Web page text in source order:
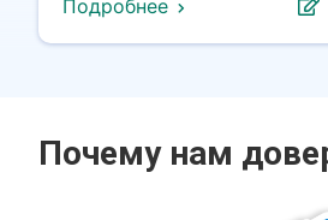
Подробнее
Почему нам